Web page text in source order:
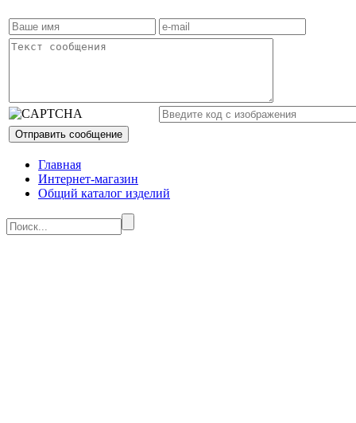
Главная
Интернет-магазин
Общий каталог изделий